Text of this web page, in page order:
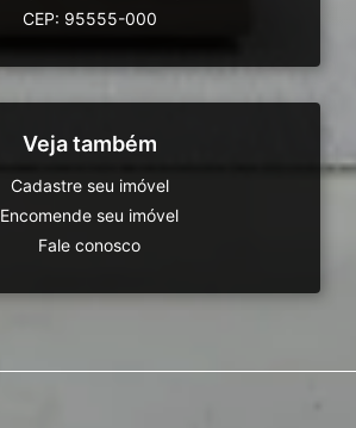
CEP: 95555-000
Veja também
Cadastre seu imóvel
Encomende seu imóvel
Fale conosco